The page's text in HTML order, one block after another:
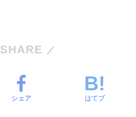
SHARE
シェア はてブ